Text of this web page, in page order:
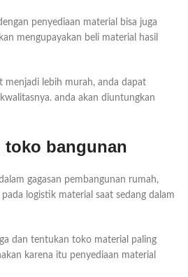
penyediaan material bisa juga
mengupayakan beli material hasil
menjadi lebih murah, anda dapat
anda akan diuntungkan
toko bangunan
gagasan pembangunan rumah,
logistik material saat sedang dalam
dan tentukan toko material paling
karena itu penyediaan material